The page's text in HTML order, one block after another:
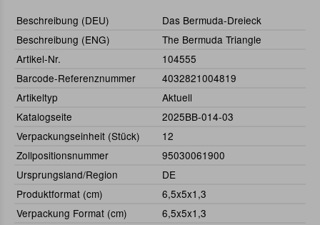
Beschreibung (DEU)
Das Bermuda-Dreieck
Beschreibung (ENG)
The Bermuda Triangle
Artikel-Nr.
104555
Barcode-Referenznummer
4032821004819
Artikeltyp
Aktuell
Katalogseite
2025BB-014-03
Verpackungseinheit (Stück)
12
Zollpositionsnummer
95030061900
Ursprungsland/Region
DE
Produktformat (cm)
6,5x5x1,3
Verpackung Format (cm)
6,5x5x1,3